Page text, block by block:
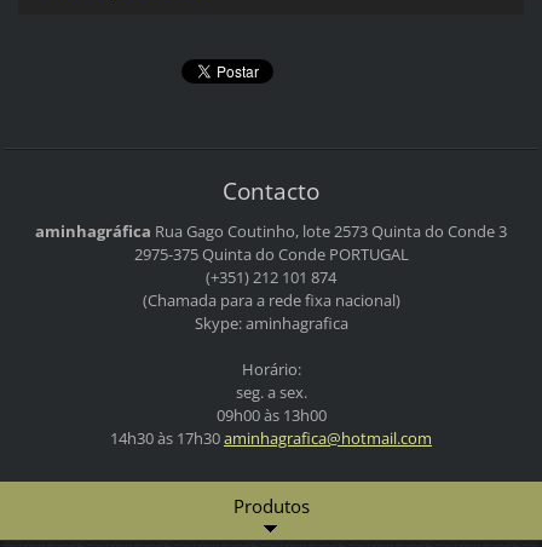
Contacto
aminhagráfica Rua Gago Coutinho, lote 2573Quinta do Conde 3
2975-375 Quinta do CondePORTUGAL
(+351) 212 101 874
(Chamada para a rede fixa nacional)
Skype: aminhagrafica
Horário:
seg. a sex.
09h00 às 13h00
14h30 às 17h30aminhagrafica@hotmail.com
Produtos